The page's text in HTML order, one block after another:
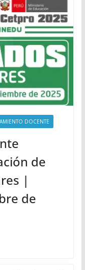
DOCENTE
de
|
de